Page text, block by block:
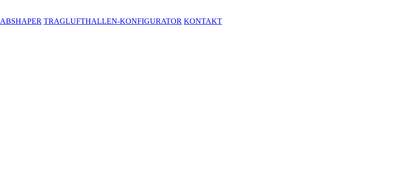
ABSHAPER TRAGLUFTHALLEN-KONFIGURATOR KONTAKT